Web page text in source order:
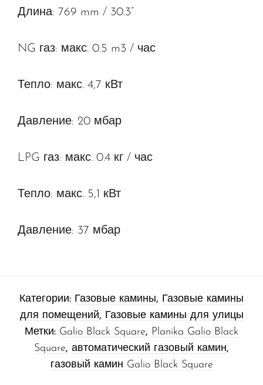
Длина: 769 mm / 30.3”
NG газ: макс. 0.5 m3 / час
Тепло: макс. 4,7 кВт
Давление: 20 мбар
LPG газ: макс. 0.4 кг / час
Тепло: макс. 5,1 кВт
Давление: 37 мбар
Категории: Газовые камины, Газовые камины
для помещений, Газовые камины для улицы
Метки: Galio Black Square, Planika Galio Black
Square, автоматический газовый камин,
газовый камин Galio Black Square